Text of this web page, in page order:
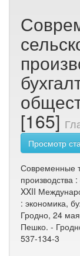
[165]
Просмотр
Современные
производства
XXII
: экономика,
Гродно, 24
Пешко. -
537-134-3